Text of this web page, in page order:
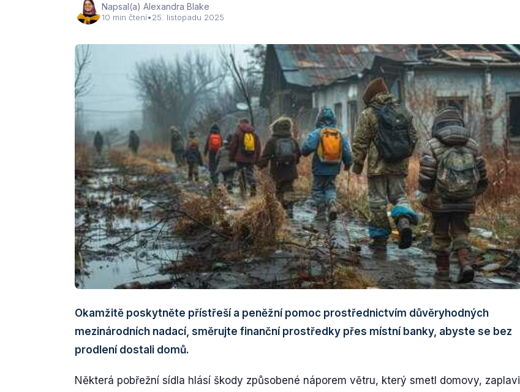
Napsal(a) Alexandra Blake
10 min čtení•25. listopadu 2025
Okamžitě poskytněte přístřeší a peněžní pomoc prostřednictvím důvěryhodných
mezinárodních nadací, směrujte finanční prostředky přes místní banky, abyste se bez
prodlení dostali domů.
Některá pobřežní sídla hlásí škody způsobené náporem větru, který smetl domovy, zaplavil